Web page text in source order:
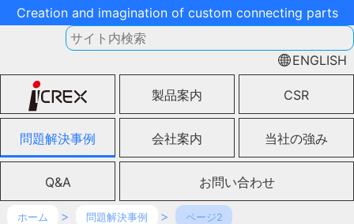
Creation and imagination of custom connecting parts
ENGLISH
製品案内 CSR
問題解決事例 会社案内 当社の強み
Q&A お問い合わせ
ホーム 問題解決事例 ページ2